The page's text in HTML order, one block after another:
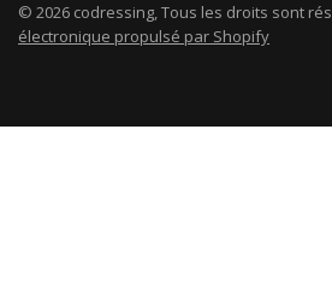
© 2026 codressing, Tous les droits sont
électronique propulsé par Shopify